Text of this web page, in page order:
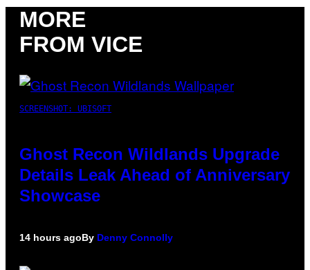
MORE
FROM VICE
SCREENSHOT: UBISOFT
Ghost Recon Wildlands Upgrade
Details Leak Ahead of Anniversary
Showcase
14 hours agoBy Denny Connolly